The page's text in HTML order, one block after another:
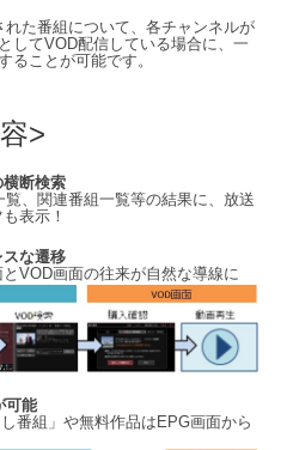
た番組について、各チャンネルが
してVOD配信している場合に、一
ることが可能です。
断検索
、関連番組一覧等の結果に、放送
表示！
な遷移
VOD画面の往来が自然な導線に
可能
番組」や無料作品はEPG画面から